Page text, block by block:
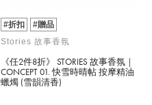
#折扣
#贈品
Stories 故事香氛
《任2件8折》 STORIES 故事香氛｜
CONCEPT 01. 快雪時晴帖 按摩精油
蠟燭 (雪韻清香)